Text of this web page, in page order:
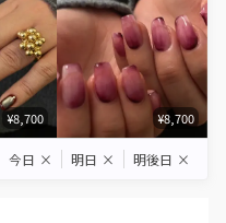
¥8,700 ¥8,700
今日 × 明日 × 明後日 ×